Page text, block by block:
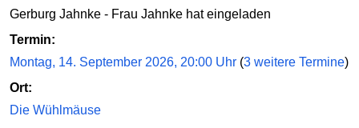
Gerburg Jahnke - Frau Jahnke hat eingeladen
Termin:
Montag, 14. September 2026, 20:00 Uhr (3 weitere Termine)
Ort:
Die Wühlmäuse